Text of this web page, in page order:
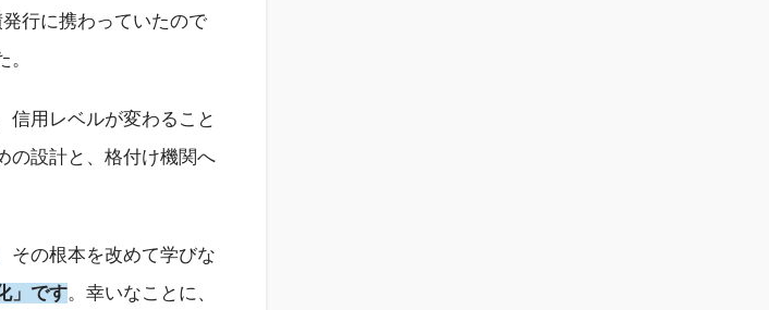
行に携わっていたので
信用レベルが変わること
の設計と、格付け機関へ
その根本を改めて学びな
」です。幸いなことに、